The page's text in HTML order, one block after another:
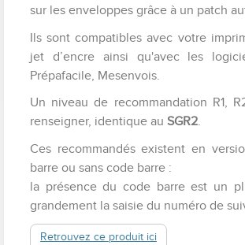
sur les enveloppes grâce à un patch
Ils sont compatibles avec votre
jet d’encre ainsi qu'avec les
Prépafacile, Mesenvois.
Un niveau de recommandation R1,
renseigner, identique au SGR2.
Ces recommandés existent en
barre ou sans code barre :
la présence du code barre est un
grandement la saisie du numéro de
Retrouvez ce produit ici